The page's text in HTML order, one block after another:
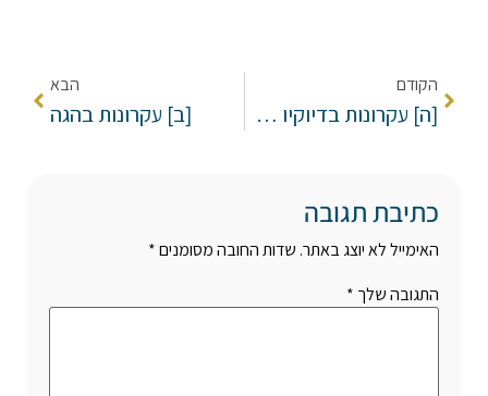
הקודם
[ה] עקרונות בדיוקיו של מארי:
הבא
[ב] עקרונות בהגה
כתיבת תגובה
האימייל לא יוצג באתר. שדות החובה מסומנים*
התגובה שלך *